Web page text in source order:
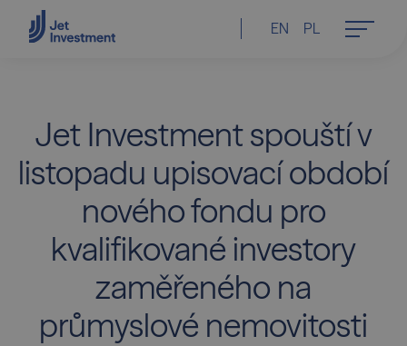
EN PL
Jet Investment spouští v
listopadu upisovací období
nového fondu pro
kvalifikované investory
zaměřeného na
průmyslové nemovitosti